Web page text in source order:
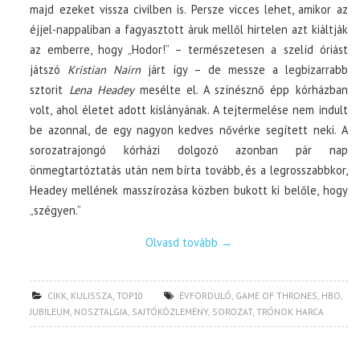
majd ezeket vissza civilben is. Persze vicces lehet, amikor az
éjjel-nappaliban a fagyasztott áruk mellől hirtelen azt kiáltják
az emberre, hogy „Hodor!” – természetesen a szelíd óriást
játszó Kristian Nairnjárt így – de messze a legbizarrabb
sztorit Lena Headeymesélte el. A színésznő épp kórházban
volt, ahol életet adott kislányának. A tejtermelése nem indult
be azonnal, de egy nagyon kedves nővérke segített neki. A
sorozatrajongó kórházi dolgozó azonban pár nap
önmegtartóztatás után nem bírta tovább, és a legrosszabbkor,
Headey mellének masszírozása közben bukott ki belőle, hogy
„szégyen.”
Olvasd tovább →
CIKK KULISSZA ,TOP10 ÉVFORDULÓ GAME OF THRONES HBO
JUBILEUM NOSZTALGIA SAJTÓKÖZLEMÉNY, SOROZAT,TRÓNOK HARCA